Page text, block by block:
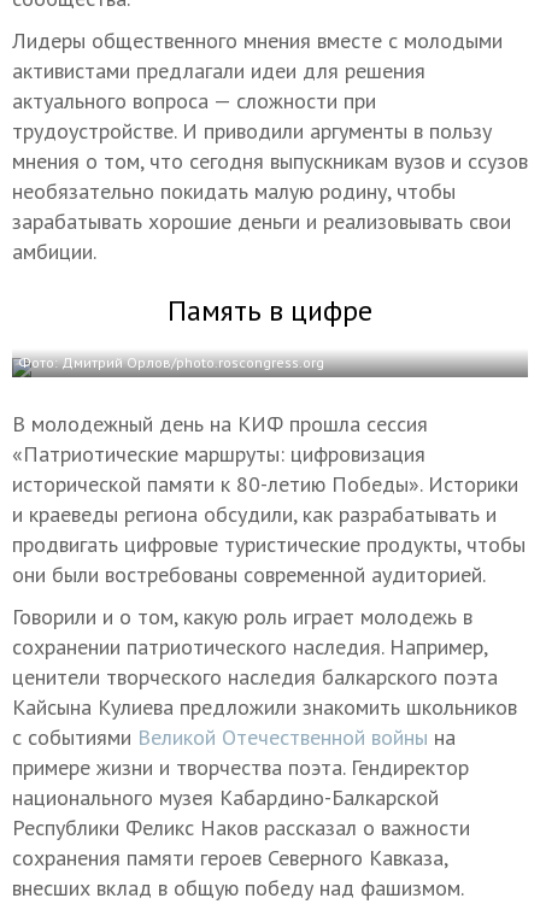
Лидеры общественного мнения вместе с молодыми
активистами предлагали идеи для решения
актуального вопроса — сложности при
трудоустройстве. И приводили аргументы в пользу
мнения о том, что сегодня выпускникам вузов и ссузов
необязательно покидать малую родину, чтобы
зарабатывать хорошие деньги и реализовывать свои
амбиции.
Память в цифре
Фото: Дмитрий Орлов/photo.roscongress.org
В молодежный день на КИФ прошла сессия
«Патриотические маршруты: цифровизация
исторической памяти к 80-летию Победы». Историки
и краеведы региона обсудили, как разрабатывать и
продвигать цифровые туристические продукты, чтобы
они были востребованы современной аудиторией.
Говорили и о том, какую роль играет молодежь в
сохранении патриотического наследия. Например,
ценители творческого наследия балкарского поэта
Кайсына Кулиева предложили знакомить школьников
с событиями Великой Отечественной войны на
примере жизни и творчества поэта. Гендиректор
национального музея Кабардино-Балкарской
Республики Феликс Наков рассказал о важности
сохранения памяти героев Северного Кавказа,
внесших вклад в общую победу над фашизмом.